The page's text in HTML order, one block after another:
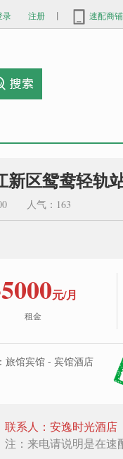
录 注册 丨 速配商
新区鸳鸯轻轨
人气：163
元/月
租金
旅馆宾馆 - 宾馆酒店
联系人：安逸时光酒店
注：来电请说明是在速